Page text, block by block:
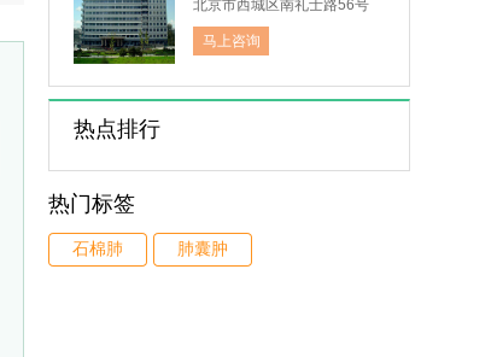
北京市西城区南礼士路56号
马上咨询
热点排行
热门标签
石棉肺 肺囊肿